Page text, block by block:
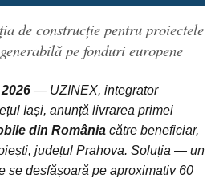
de construcție pentru proiectele
pe fonduri europene
— UZINEX, integrator
Iași, anunță livrarea primei
din România către beneficiar,
județul Prahova. Soluția — un
se desfășoară pe aproximativ 60